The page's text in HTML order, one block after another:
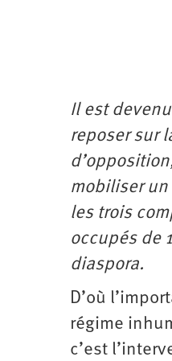
Il est
reposer sur
mobiliser un
les trois
occupés de
diaspora.
D’où
régime
c’est